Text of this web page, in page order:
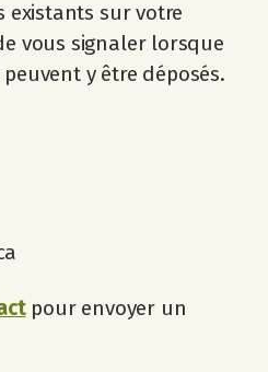
existants sur votre
vous signaler lorsque
y être déposés.
pour envoyer un